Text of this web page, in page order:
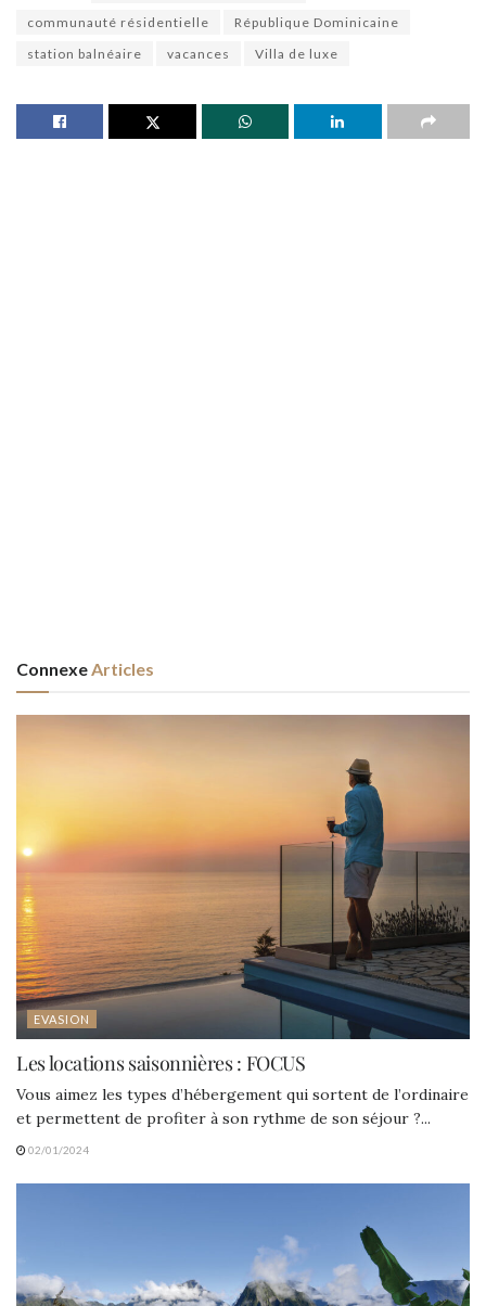
communauté résidentielle
République Dominicaine
station balnéaire
vacances Villa de luxe
ConnexeArticles
EVASION
Les locations saisonnières : FOCUS
Vous aimez les types d’hébergement qui sortent de l’ordinaire
et permettent de profiter à son rythme de son séjour ?...
02/01/2024